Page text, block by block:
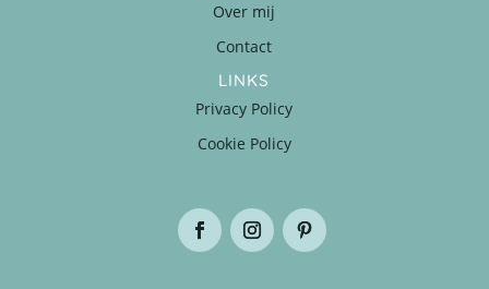
Over mij
Contact
LINKS
Privacy Policy
Cookie Policy